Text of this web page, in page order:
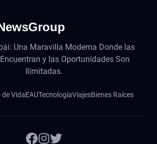
Una Maravilla Moderna Donde las
y las Oportunidades Son
Ilimitadas.
de VidaEAUTecnologíaViajesBienes Raíces